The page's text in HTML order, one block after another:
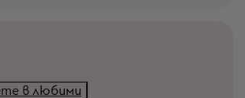
в любими